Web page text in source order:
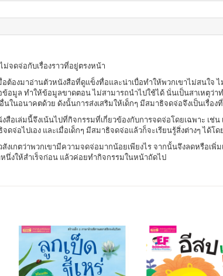
ม่จดจ่อกับเรื่องราวที่อยู่ตรงหน้า
ต้องมาอ่านตัวหนังสือที่ดูแข็งทื่อและน่าเบื่อทำให้พวกเขาไม่สนใจ
มูล ทำให้ข้อมูลขาดตอน ไม่สามารถนำไปใช้ได้ นั่นเป็นสาเหตุว่าท
นอนาคตด้วย ดังนั้นการส่งเสริมให้เด็กๆ มีสมาธิจดจ่อจึงเป็นเรื่อง
อเล่มนี้จึงเน้นไปที่กิจกรรมที่เกี่ยวข้องกับการจดจ่อโดยเฉพาะ เช่น
จ่อไปเอง และเมื่อเด็กๆ มีสมาธิจดจ่อแล้วก็จะเรียนรู้สิ่งต่างๆ ได้โด
เกตว่าพวกเขามีความจดจ่อมากน้อยเพียงไร จากนั้นจึงลดหรือเพิ่ม
นึ่งให้สำเร็จก่อน แล้วค่อยทำกิจกรรมในหน้าถัดไป